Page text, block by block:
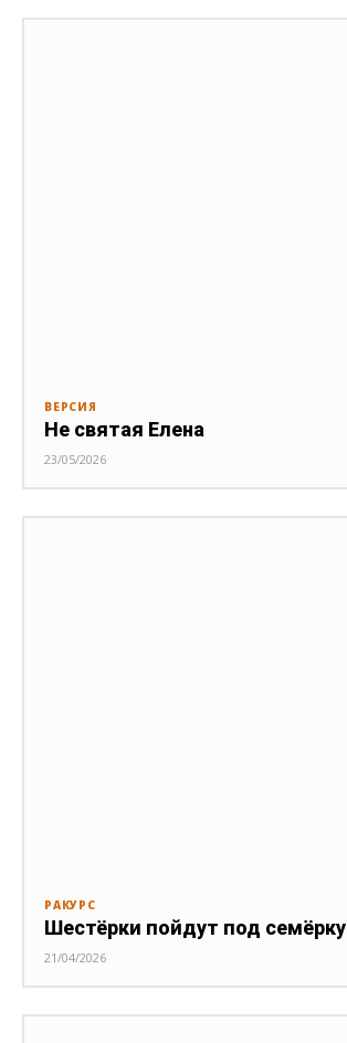
ВЕРСИЯ
Не святая Елена
23/05/2026
РАКУРС
Шестёрки пойдут под семёрку
21/04/2026